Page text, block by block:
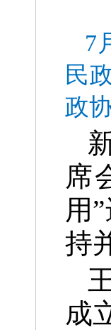
7
民
政
席
用
持
成